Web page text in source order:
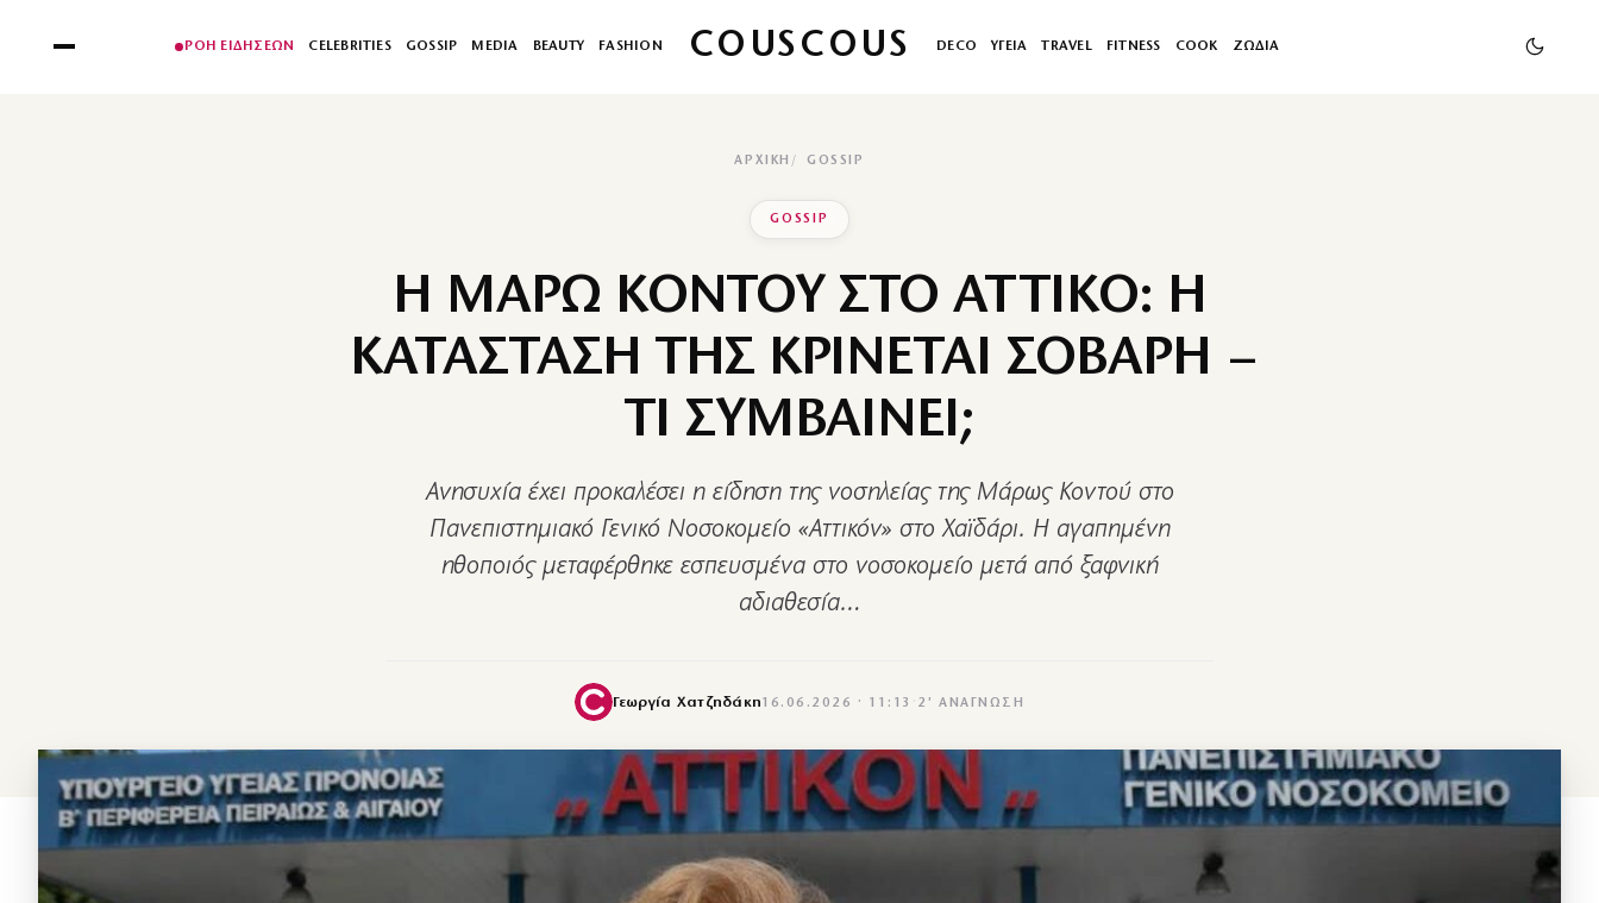
ΡΟΗ ΕΙΔΗΣΕΩΝ CELEBRITIES GOSSIP MEDIA BEAUTY FASHION COUSCOUS DECO ΥΓΕΙΑ TRAVEL FITNESS COOK ΖΩΔΙΑ
ΑΡΧΙΚΉ GOSSIP
GOSSIP
Η ΜΑΡΩ ΚΟΝΤΟΥ ΣΤΟ ΑΤΤΙΚΟ: Η
ΚΑΤΑΣΤΑΣΗ ΤΗΣ ΚΡΙΝΕΤΑΙ ΣΟΒΑΡΗ –
ΤΙ ΣΥΜΒΑΙΝΕΙ;
Ανησυχία έχει προκαλέσει η είδηση της νοσηλείας της Μάρως Κοντού στο
Πανεπιστημιακό Γενικό Νοσοκομείο «Αττικόν» στο Χαϊδάρι. Η αγαπημένη
ηθοποιός μεταφέρθηκε εσπευσμένα στο νοσοκομείο μετά από ξαφνική
αδιαθεσία…
Γεωργία Χατζηδάκη16.06.2026 · 11:13 · 2′ ΑΝΆΓΝΩΣΗ